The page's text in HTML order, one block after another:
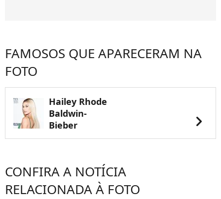
FAMOSOS QUE APARECERAM NA
FOTO
Hailey Rhode
Baldwin-
Bieber
chevron_right
CONFIRA A NOTÍCIA
RELACIONADA À FOTO